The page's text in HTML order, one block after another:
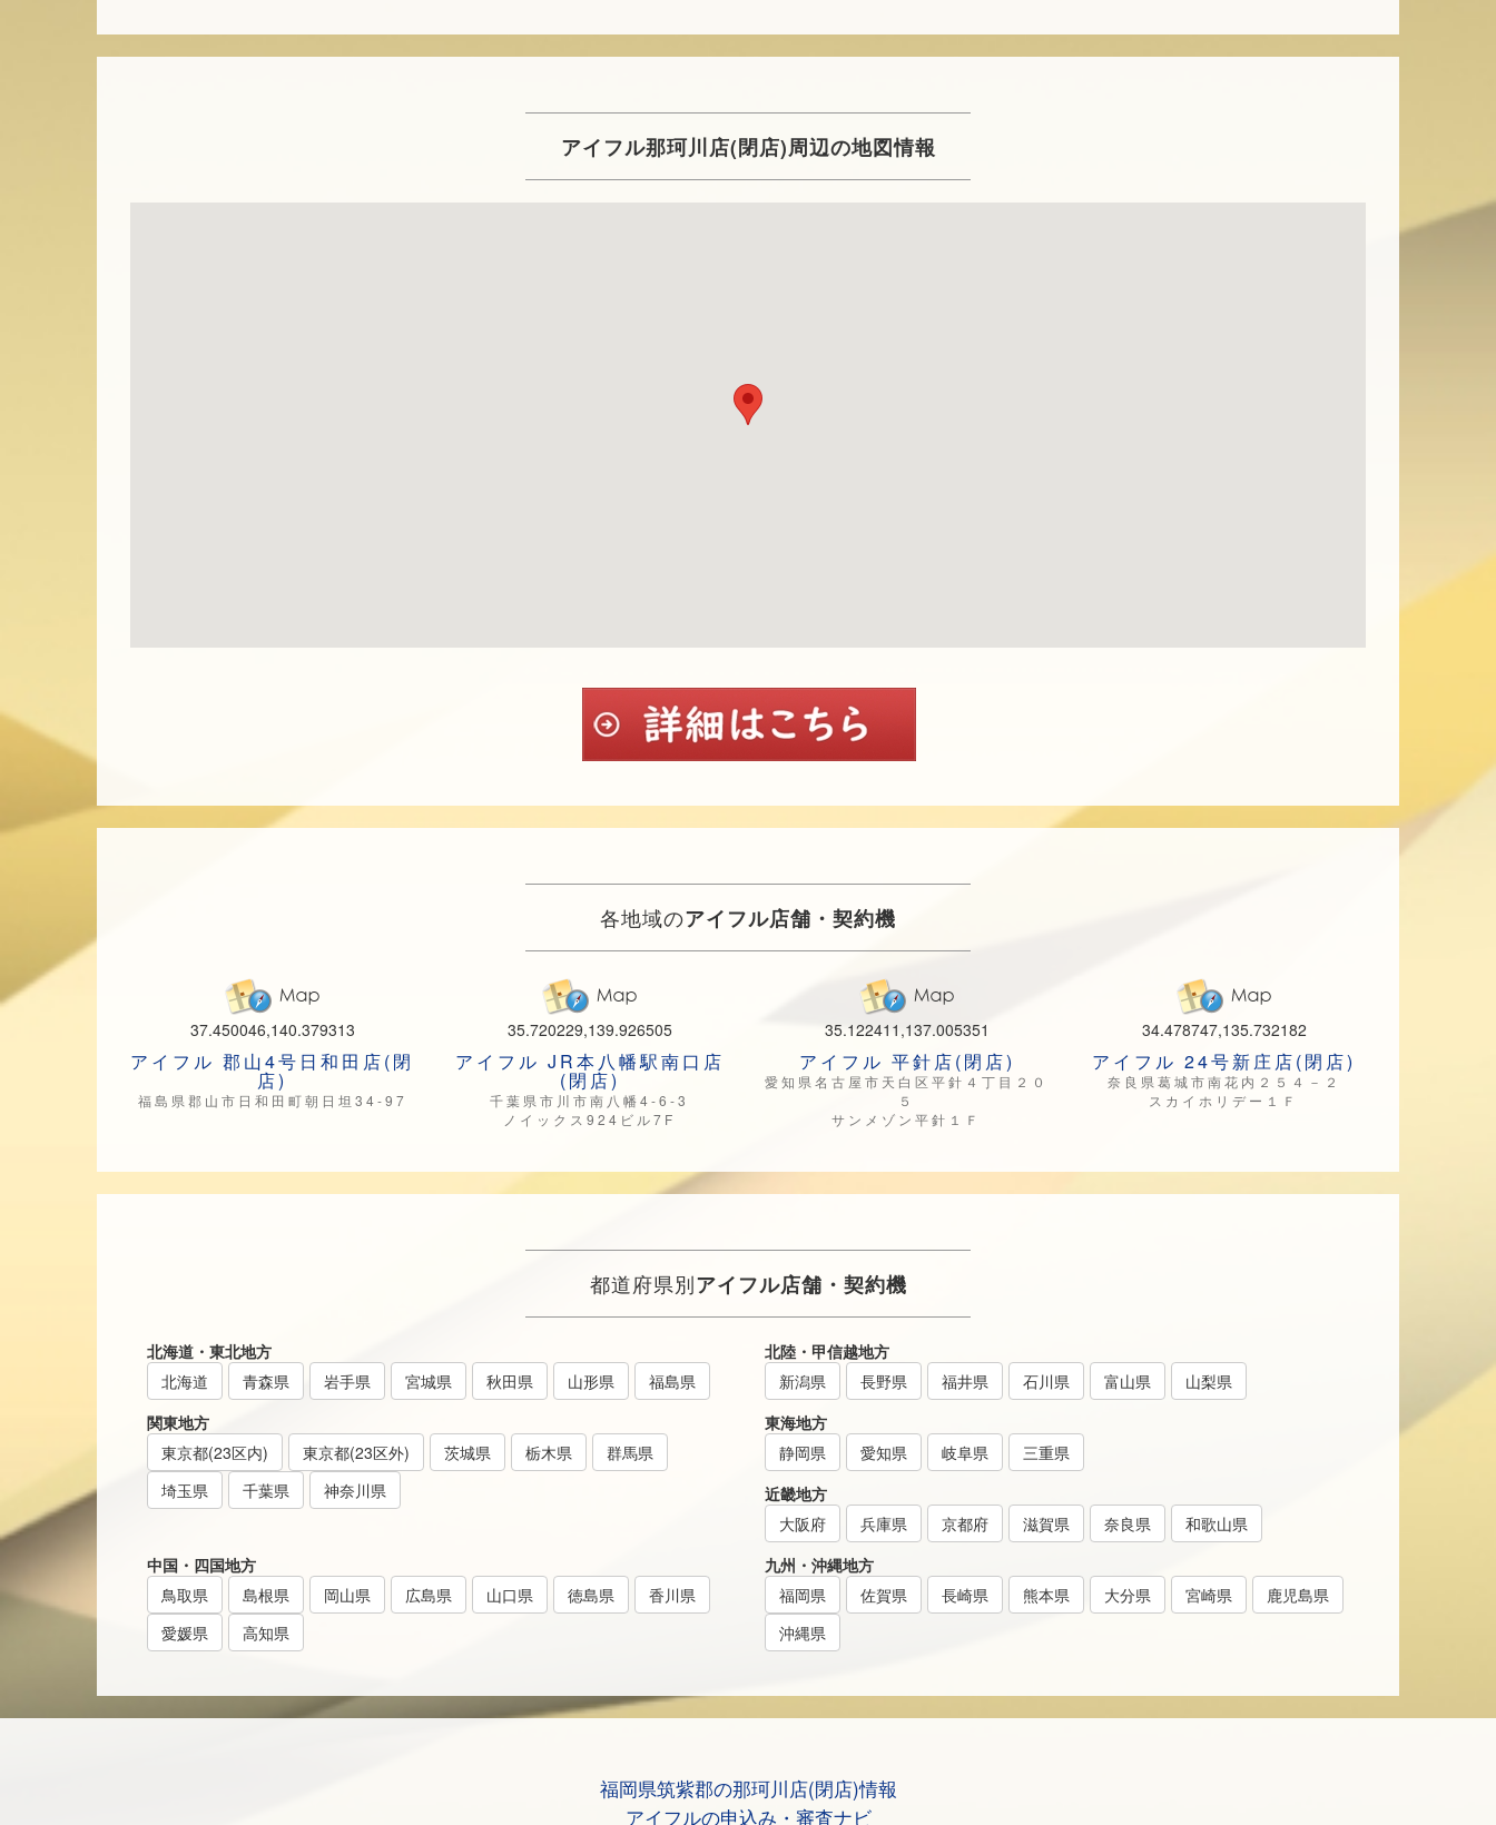
アイフル那珂川店(閉店)周辺の地図情報
各地域のアイフル店舗・契約機
37.450046,140.379313
アイフル 郡山4号日和田店(閉
店)
福島県郡山市日和田町朝日坦34-97
35.720229,139.926505
アイフル JR本八幡駅南口店
(閉店)
千葉県市川市南八幡4-6-3
ノイックス924ビル7F
35.122411,137.005351
アイフル 平針店(閉店)
愛知県名古屋市天白区平針４丁目２０
５
サンメゾン平針１Ｆ
34.478747,135.732182
アイフル 24号新庄店(閉店)
奈良県葛城市南花内２５４－２
スカイホリデー１Ｆ
都道府県別アイフル店舗・契約機
北海道・東北地方
北海道
青森県 岩手県 宮城県 秋田県 山形県 福島県
北陸・甲信越地方
新潟県
長野県 福井県 石川県 富山県
山梨県
関東地方
東京都(23区内)
東京都(23区外) 茨城県 栃木県
群馬県
埼玉県
千葉県 神奈川県
東海地方
静岡県
愛知県 岐阜県
三重県
近畿地方
大阪府
兵庫県 京都府 滋賀県 奈良県
和歌山県
中国・四国地方
鳥取県
島根県 岡山県 広島県 山口県 徳島県
香川県
愛媛県
高知県
九州・沖縄地方
福岡県
佐賀県 長崎県 熊本県 大分県 宮崎県
鹿児島県
沖縄県
福岡県筑紫郡の那珂川店(閉店)情報
アイフルの申込み・審査ナビ